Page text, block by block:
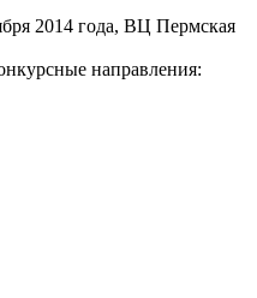
2014 года, ВЦ Пермская
направления: